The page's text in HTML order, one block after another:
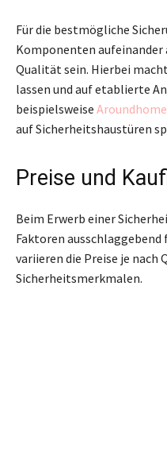
Für die bestmögliche
Komponenten
Qualität sein. Hierbei
lassen und auf etablierte
beispielsweise Aroundhome
auf Sicherheitshaustüren
Preise und
Beim Erwerb einer
Faktoren
variieren die Preise je nach
Sicherheitsmerkmalen.